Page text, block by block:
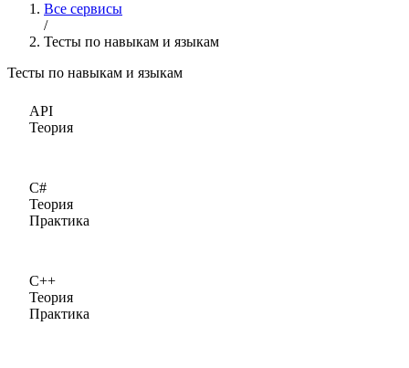
Все сервисы
/
Тесты по навыкам и языкам
Тесты по навыкам и языкам
API
Теория
C#
Теория
Практика
C++
Теория
Практика